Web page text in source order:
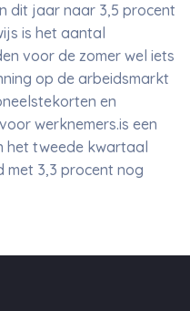
dit jaar naar 3,5 procent
is het aantal
voor de zomer wel iets
op de arbeidsmarkt
en
werknemers.is een
het tweede kwartaal
met 3,3 procent nog